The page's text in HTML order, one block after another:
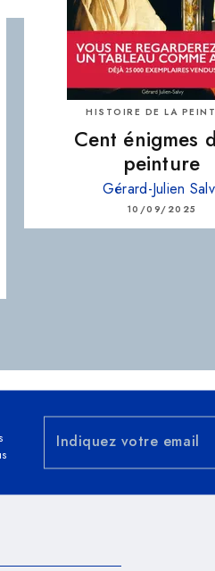
HISTOIRE DE LA
Cent énigmes
peinture
Gérard-Julien
10/09/2025
Indiquez votre email